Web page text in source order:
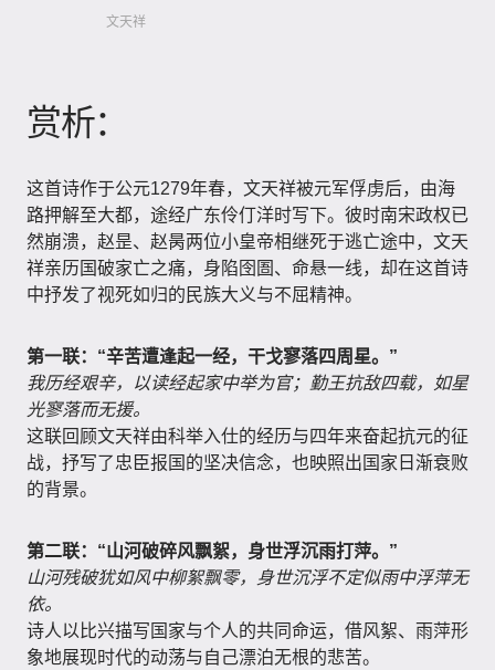
文天祥
赏析：
这首诗作于公元1279年春，文天祥被元军俘虏后，由海
路押解至大都，途经广东伶仃洋时写下。彼时南宋政权已
然崩溃，赵昰、赵昺两位小皇帝相继死于逃亡途中，文天
祥亲历国破家亡之痛，身陷囹圄、命悬一线，却在这首诗
中抒发了视死如归的民族大义与不屈精神。
第一联：“辛苦遭逢起一经，干戈寥落四周星。”
我历经艰辛，以读经起家中举为官；勤王抗敌四载，如星
光寥落而无援。
这联回顾文天祥由科举入仕的经历与四年来奋起抗元的征
战，抒写了忠臣报国的坚决信念，也映照出国家日渐衰败
的背景。
第二联：“山河破碎风飘絮，身世浮沉雨打萍。”
山河残破犹如风中柳絮飘零，身世沉浮不定似雨中浮萍无
依。
诗人以比兴描写国家与个人的共同命运，借风絮、雨萍形
象地展现时代的动荡与自己漂泊无根的悲苦。